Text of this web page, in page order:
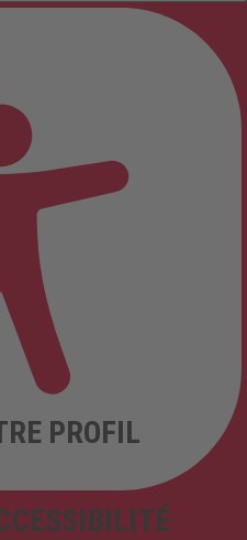
PROFIL